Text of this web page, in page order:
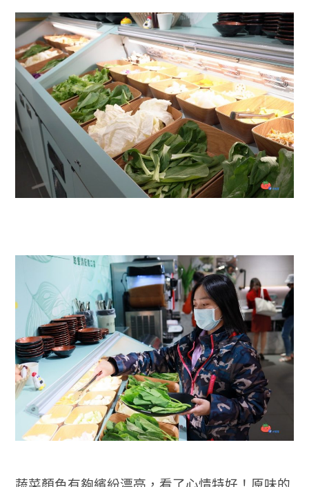
蔬菜顏色有夠繽紛漂亮，看了心情特好！原味的